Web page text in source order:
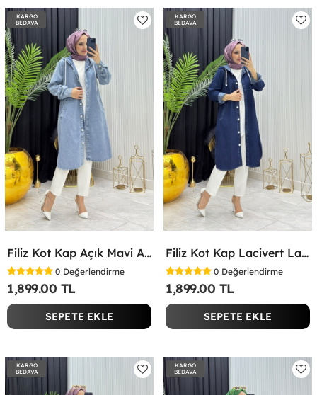
KARGO
BEDAVA
Filiz Kot Kap Açık Mavi Açık Mavi
0 Değerlendirme
1,899.00 TL
SEPETE EKLE
KARGO
BEDAVA
Filiz Kot Kap Lacivert Lacivert
0 Değerlendirme
1,899.00 TL
SEPETE EKLE
KARGO
BEDAVA
KARGO
BEDAVA